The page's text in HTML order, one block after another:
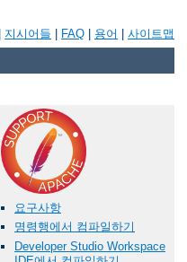
지시어들 FAQ 용어 사이트맵
요구사항
명령행에서 컴파일하기
Developer Studio Workspace